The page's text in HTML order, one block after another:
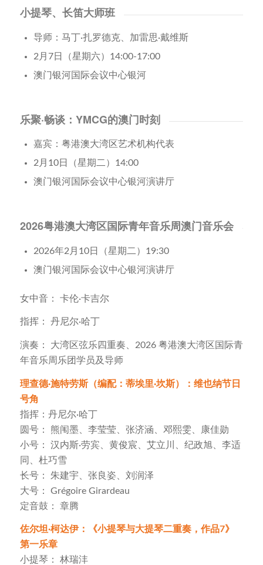
小提琴、长笛大师班
导师：马丁·扎罗德克、加雷思·戴维斯
2月7日（星期六）14:00-17:00
澳门银河国际会议中心银河
乐聚·畅谈：YMCG的澳门时刻
嘉宾：粤港澳大湾区艺术机构代表
2月10日（星期二）14:00
澳门银河国际会议中心银河演讲厅
2026粤港澳大湾区国际青年音乐周澳门音乐会
2026年2月10日（星期二）19:30
澳门银河国际会议中心银河演讲厅
女中音： 卡伦·卡吉尔
指挥： 丹尼尔·哈丁
演奏： 大湾区弦乐四重奏、2026 粤港澳大湾区国际青
年音乐周乐团学员及导师
理查德·施特劳斯（编配：蒂埃里·坎斯）：维也纳节日
号角
指挥：丹尼尔·哈丁
圆号： 熊闱墨、李莹莹、张济涵、邓熙雯、康佳勋
小号： 汉内斯·劳宾、黄俊宸、艾立川、纪政旭、李适
同、杜巧雪
长号： 朱建宇、张良姿、刘润泽
大号： Grégoire Girardeau
定音鼓： 章腾
佐尔坦·柯达伊：《小提琴与大提琴二重奏，作品7》
第一乐章
小提琴： 林瑞沣